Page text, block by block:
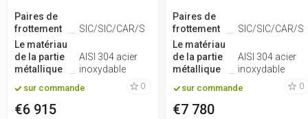
Paires de
frottement
SIC/SIC/CAR/SIC
Le matériau
de la partie
métallique
AISI 304 acier
inoxydable
sur commande 0
€6 915
Paires de
frottement
SIC/SIC/CAR/
Le matériau
de la partie
métallique
AISI 304 acier
inoxydable
sur commande 0
€7 780